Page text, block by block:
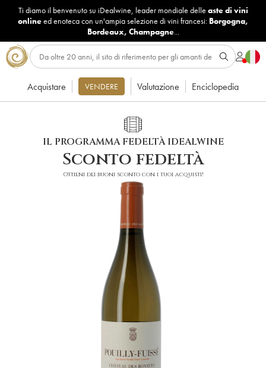
Ti diamo il benvenuto su iDealwine, leader mondiale delle aste di vini
onlineed enoteca con un'ampia selezione di vini francesi: Borgogna,
Bordeaux, Champagne...
Acquistare VENDERE Valutazione Enciclopedia
IL PROGRAMMA FEDELTÀ IDEALWINE
Sconto fedeltà
Ottieni dei buoni sconto con i tuoi acquisti!